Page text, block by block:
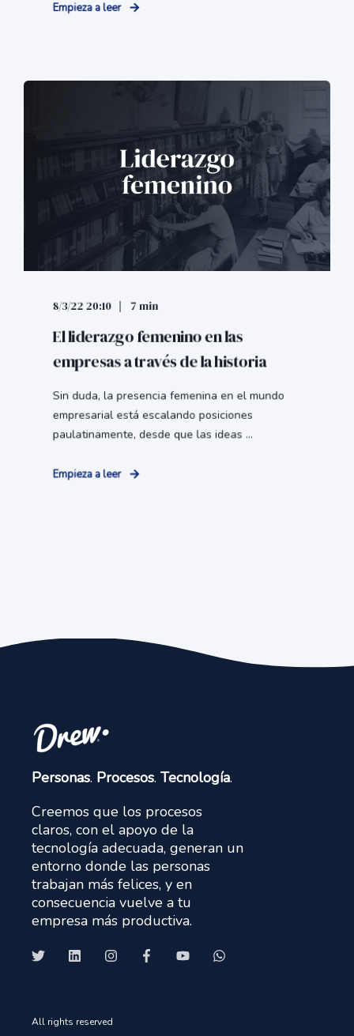
Empieza a leer
8/3/22 20:10 7 min
El liderazgo femenino en las
empresas a través de la historia
Sin duda, la presencia femenina en el mundo
empresarial está escalando posiciones
paulatinamente, desde que las ideas ...
Empieza a leer
Personas. Procesos. Tecnología.
Creemos que los procesos
claros, con el apoyo de la
tecnología adecuada, generan un
entorno donde las personas
trabajan más felices, y en
consecuencia vuelve a tu
empresa más productiva.
All rights reserved